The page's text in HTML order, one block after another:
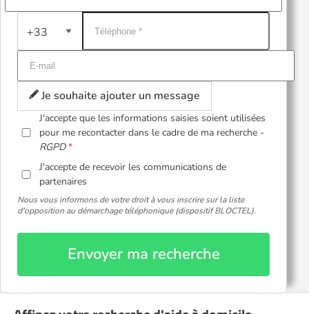
+33
Je souhaite ajouter un message
J'accepte que les informations saisies soient utilisées
pour me recontacter dans le cadre de ma recherche -
RGPD
J'accepte de recevoir les communications de
partenaires
Nous vous informons de votre droit à vous inscrire sur la liste
d'opposition au démarchage téléphonique (dispositif BLOCTEL).
Envoyer ma recherche